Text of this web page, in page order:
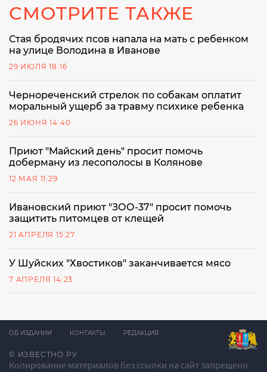
СМОТРИТЕ ТАКЖЕ
Стая бродячих псов напала на мать с ребенком
на улице Володина в Иванове
29 ИЮЛЯ 18:16
Чернореченский стрелок по собакам оплатит
моральный ущерб за травму психике ребенка
26 ИЮНЯ 14:40
Приют "Майский день" просит помочь
доберману из лесополосы в Колянове
12 МАЯ 11:29
Ивановский приют "ЗОО-37" просит помочь
защитить питомцев от клещей
21 АПРЕЛЯ 15:27
У Шуйских "Хвостиков" заканчивается мясо
7 АПРЕЛЯ 14:23
© ИЗВЕСТНО.РУ
Копирование материалов без ссылки на сайт запрещено
ОБ ИЗДАНИИ КОНТАКТЫ РЕДАКЦИЯ